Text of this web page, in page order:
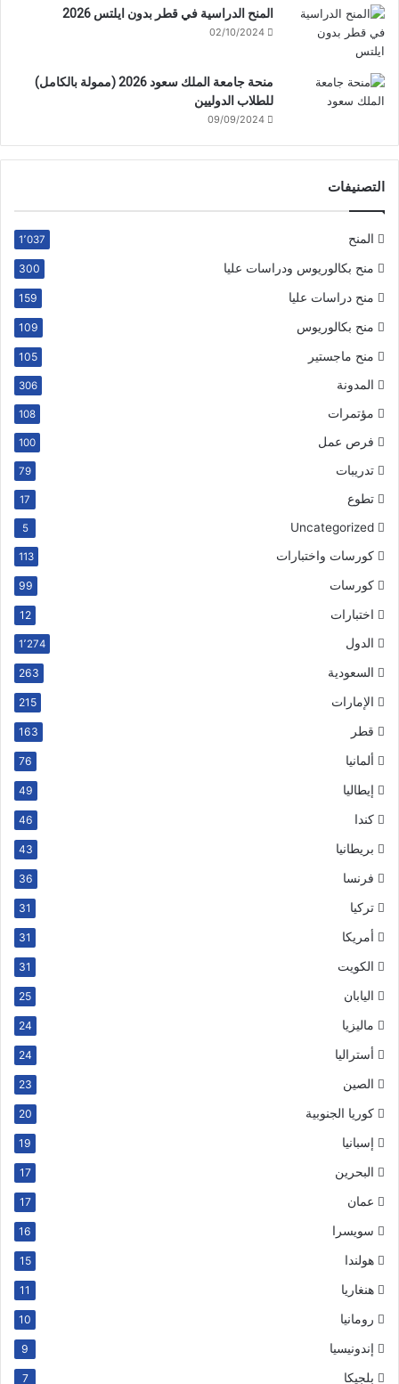
المنح الدراسية في قطر بدون ايلتس 2026
02/10/2024
منحة جامعة الملك سعود 2026 (ممولة بالكامل)
للطلاب الدوليين
09/09/2024
التصنيفات
المنح 1٬037
منح بكالوريوس ودراسات عليا 300
منح دراسات عليا 159
منح بكالوريوس 109
منح ماجستير 105
المدونة 306
مؤتمرات 108
فرص عمل 100
تدريبات 79
تطوع 17
Uncategorized
5
كورسات واختبارات 113
كورسات 99
اختبارات 12
الدول 1٬274
السعودية 263
الإمارات 215
قطر 163
ألمانيا 76
إيطاليا 49
كندا 46
بريطانيا 43
فرنسا 36
تركيا 31
أمريكا 31
الكويت 31
اليابان 25
ماليزيا 24
أستراليا 24
الصين 23
كوريا الجنوبية 20
إسبانيا 19
البحرين 17
عمان 17
سويسرا 16
هولندا 15
هنغاريا 11
رومانيا 10
إندونيسيا 9
بلجيكا 7